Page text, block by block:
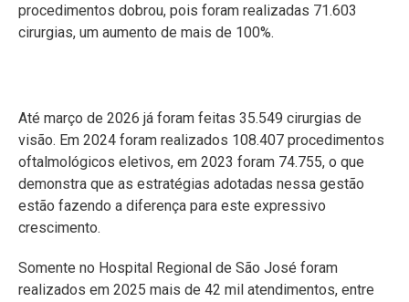
procedimentos dobrou, pois foram realizadas 71.603
cirurgias, um aumento de mais de 100%.
Até março de 2026 já foram feitas 35.549 cirurgias de
visão. Em 2024 foram realizados 1​08.407 procedimentos
oftalmológicos eletivos, em 2023 foram 74.755, o que
demonstra que as estratégias adotadas nessa gestão
estão fazendo a diferença para este expressivo
crescimento.
Somente no Hospital Regional de São José foram
realizados em 2025 mais de 42 mil atendimentos, entre